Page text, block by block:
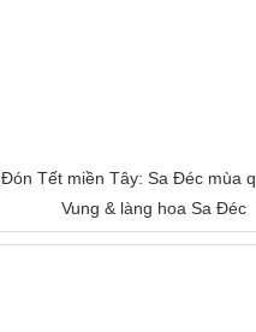
Đón Tết miền Tây: Sa Đéc mùa
Vung & làng hoa Sa Đéc